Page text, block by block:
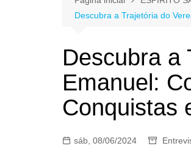
Descubra a Trajetória do
Descubra a
Emanuel:
Conquistas
sáb, 08/06/2024